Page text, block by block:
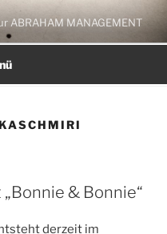
ABRAHAM MANAGEMENT
& Bonnie“
derzeit im